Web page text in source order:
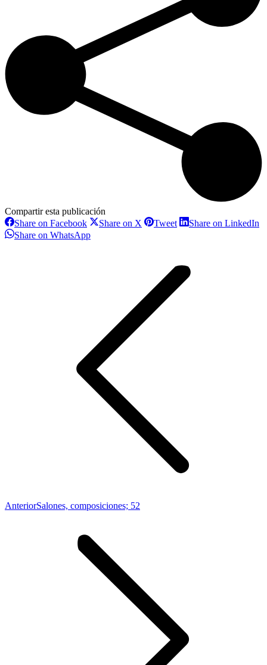
Compartir esta publicación
Share on FacebookShare
on
Facebook
Share on X ShareTweetShareShare on LinkedIn
Share on WhatsAppShare
AnteriorProyecto
Salones, composiciones; 52